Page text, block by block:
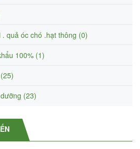
quả óc chó .hạt thông (0)
100% (1)
(23)